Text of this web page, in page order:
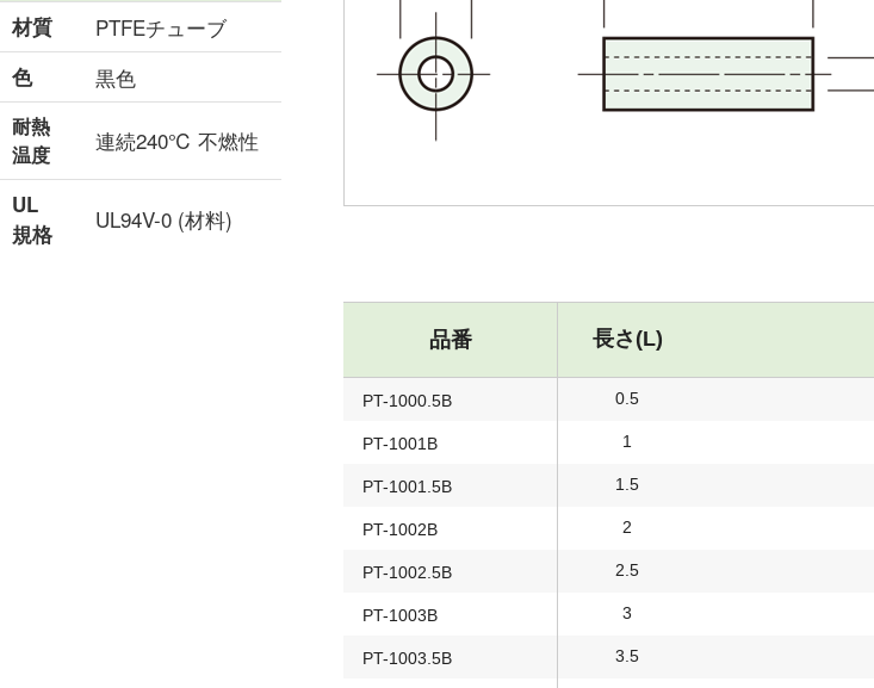
材質
PTFEチューブ
色 黒色
耐熱
温度
連続240℃ 不燃性
UL
規格
UL94V-0 (材料)
品番 長さ(L)
PT-1000.5B 0.5
PT-1001B 1
PT-1001.5B 1.5
PT-1002B 2
PT-1002.5B 2.5
PT-1003B 3
PT-1003.5B 3.5